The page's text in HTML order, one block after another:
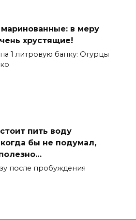
в меру
хрустящие!
1 литровую банку: Огурцы
пить воду
бы не подумал,
после пробуждения